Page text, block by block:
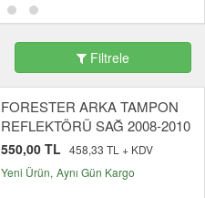
Filtrele
FORESTER ARKA TAMPON
REFLEKTÖRÜ SAĞ 2008-2010
550,00 TL 458,33 TL + KDV
Yeni Ürün Aynı Gün Kargo